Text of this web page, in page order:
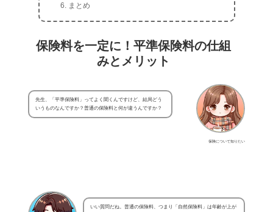
まとめ
保険料を一定に！平準保険料の仕組
みとメリット
保険について知りたい
先生、「平準保険料」ってよく聞くんですけど、結局どう
いうものなんですか？普通の保険料と何が違うんですか？
いい質問だね。普通の保険料、つまり「自然保険料」は年齢が上が